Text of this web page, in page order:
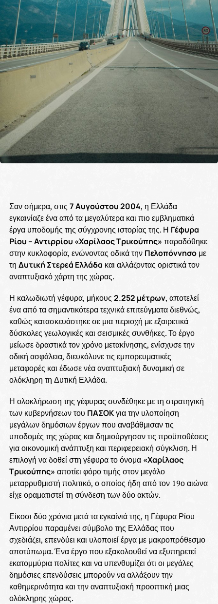
Σαν σήμερα, στις 7 Αυγούστου 2004, η Ελλάδα
εγκαινίαζε ένα από τα μεγαλύτερα και πιο εμβληματικά
έργα υποδομής της σύγχρονης ιστορίας της. Η Γέφυρα
Ρίου – Αντιρρίου «Χαρίλαος Τρικούπης» παραδόθηκε
στην κυκλοφορία, ενώνοντας οδικά την Πελοπόννησομε
τη Δυτική Στερεά Ελλάδα και αλλάζοντας οριστικά τον
αναπτυξιακό χάρτη της χώρας.
Η καλωδιωτή γέφυρα, μήκους 2.252 μέτρων, αποτελεί
ένα από τα σημαντικότερα τεχνικά επιτεύγματα διεθνώς,
καθώς κατασκευάστηκε σε μια περιοχή με εξαιρετικά
δύσκολες γεωλογικές και σεισμικές συνθήκες. Το έργο
μείωσε δραστικά τον χρόνο μετακίνησης, ενίσχυσε την
οδική ασφάλεια, διευκόλυνε τις εμπορευματικές
μεταφορές και έδωσε νέα αναπτυξιακή δυναμική σε
ολόκληρη τη Δυτική Ελλάδα.
Η ολοκλήρωση της γέφυρας συνδέθηκε με τη στρατηγική
των κυβερνήσεων του ΠΑΣΟΚγια την υλοποίηση
μεγάλων δημόσιων έργων που αναβάθμισαν τις
υποδομές της χώρας και δημιούργησαν τις προϋποθέσεις
για οικονομική ανάπτυξη και περιφερειακή σύγκλιση. Η
επιλογή να δοθεί στη γέφυρα το όνομα «Χαρίλαος
Τρικούπης» αποτίει φόρο τιμής στον μεγάλο
μεταρρυθμιστή πολιτικό, ο οποίος ήδη από τον 19ο αιώνα
είχε οραματιστεί τη σύνδεση των δύο ακτών.
Είκοσι δύο χρόνια μετά τα εγκαίνιά της, η Γέφυρα Ρίου –
Αντιρρίου παραμένει σύμβολο της Ελλάδας που
σχεδιάζει, επενδύει και υλοποιεί έργα με μακροπρόθεσμο
αποτύπωμα. Ένα έργο που εξακολουθεί να εξυπηρετεί
εκατομμύρια πολίτες και να υπενθυμίζει ότι οι μεγάλες
δημόσιες επενδύσεις μπορούν να αλλάξουν την
καθημερινότητα και την αναπτυξιακή προοπτική μιας
ολόκληρης χώρας.